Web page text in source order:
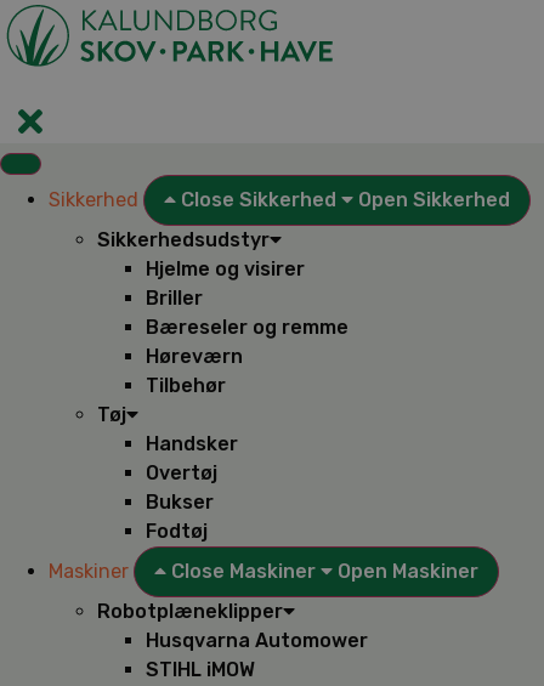
Videre
til
indhold
Sikkerhed Close Sikkerhed
Open Sikkerhed
Sikkerhedsudstyr
Hjelme og visirer
Briller
Bæreseler og remme
Høreværn
Tilbehør
Tøj
Handsker
Overtøj
Bukser
Fodtøj
Maskiner
Close Maskiner
Open Maskiner
Robotplæneklipper
Husqvarna Automower
STIHL iMOW